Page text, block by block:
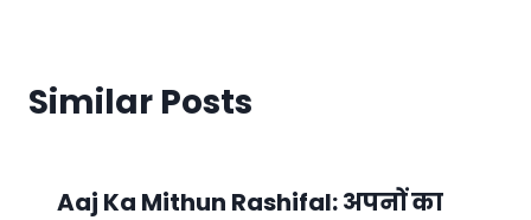
Similar Posts
Aaj Ka Mithun Rashifal: अपनों का